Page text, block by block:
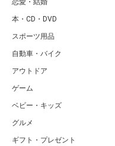
恋愛・結婚
本・CD・DVD
スポーツ用品
自動車・バイク
アウトドア
ゲーム
ベビー・キッズ
グルメ
ギフト・プレゼント